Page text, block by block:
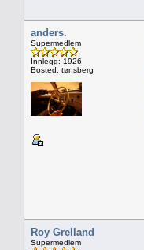
anders.
Supermedlem
Innlegg: 1926
Bosted: tønsberg
Roy Grelland
Supermedlem